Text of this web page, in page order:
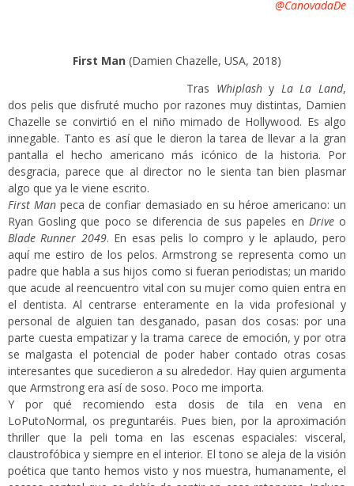
@CanovadaDe
First Man (Damien Chazelle, USA, 2018)
Tras Whiplashy La La Land,
dos pelis que disfruté mucho por razones muy distintas, Damien
Chazelle se convirtió en el niño mimado de Hollywood. Es algo
innegable. Tanto es así que le dieron la tarea de llevar a la gran
pantalla el hecho americano más icónico de la historia. Por
desgracia, parece que al director no le sienta tan bien plasmar
algo que ya le viene escrito.
First Man peca de confiar demasiado en su héroe americano: un
Ryan Gosling que poco se diferencia de sus papeles en Driveo
Blade Runner 2049. En esas pelis lo compro y le aplaudo, pero
aquí me estiro de los pelos. Armstrong se representa como un
padre que habla a sus hijos como si fueran periodistas; un marido
que acude al reencuentro vital con su mujer como quien entra en
el dentista. Al centrarse enteramente en la vida profesional y
personal de alguien tan desganado, pasan dos cosas: por una
parte cuesta empatizar y la trama carece de emoción, y por otra
se malgasta el potencial de poder haber contado otras cosas
interesantes que sucedieron a su alrededor. Hay quien argumenta
que Armstrong era así de soso. Poco me importa.
Y por qué recomiendo esta dosis de tila en vena en
LoPutoNormal, os preguntaréis. Pues bien, por la aproximación
thriller que la peli toma en las escenas espaciales: visceral,
claustrofóbica y siempre en el interior. El tono se aleja de la visión
poética que tanto hemos visto y nos muestra, humanamente, el